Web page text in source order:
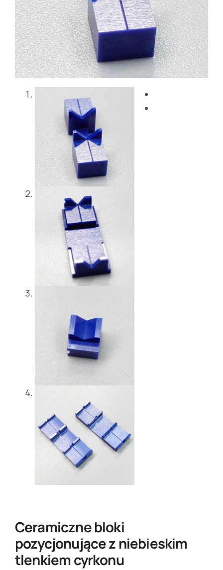
Skontaktuj się z nami
Get Instant Quote
Ceramiczne bloki
pozycjonujące z niebieskim
tlenkiem cyrkonu